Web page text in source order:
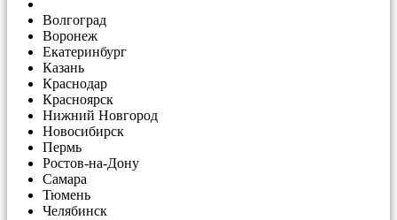
Волгоград
Воронеж
Екатеринбург
Казань
Краснодар
Красноярск
Нижний Новгород
Новосибирск
Пермь
Ростов-на-Дону
Самара
Тюмень
Челябинск